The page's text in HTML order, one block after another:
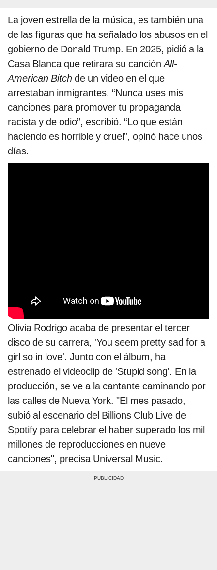
La joven estrella de la música, es también una
de las figuras que ha señalado los abusos en el
gobierno de Donald Trump. En 2025, pidió a la
Casa Blanca que retirara su canciónAll-
American Bitch de un video en el que
arrestaban inmigrantes. “Nunca uses mis
canciones para promover tu propaganda
racista y de odio”, escribió. “Lo que están
haciendo es horrible y cruel”, opinó hace unos
días.
Olivia Rodrigo acaba de presentar el tercer
disco de su carrera, 'You seem pretty sad for a
girl so in love'. Junto con el álbum, ha
estrenado el videoclip de 'Stupid song'. En la
producción, se ve a la cantante caminando por
las calles de Nueva York. "El mes pasado,
subió al escenario del Billions Club Live de
Spotify para celebrar el haber superado los mil
millones de reproducciones en nueve
canciones", precisa Universal Music.